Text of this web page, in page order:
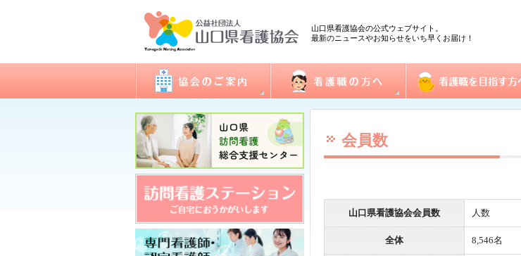
山口県看護協会の公式ウェブサイト。
最新のニュースやお知らせをいち早くお届け！
会長あいさつ
協会概要
委員会活動
地区支部活動
会報誌「きらめき」
入会のご案内
アクセス
開館日・閉館日
関連団体 看護職の方へ
研修
看護実践情報
認定看護管理者教育課程
ナースセンター事業・研修
図書室
各種様式ダウンロード
会員数
山口県看護協会会員数 人数
全体 8,546名